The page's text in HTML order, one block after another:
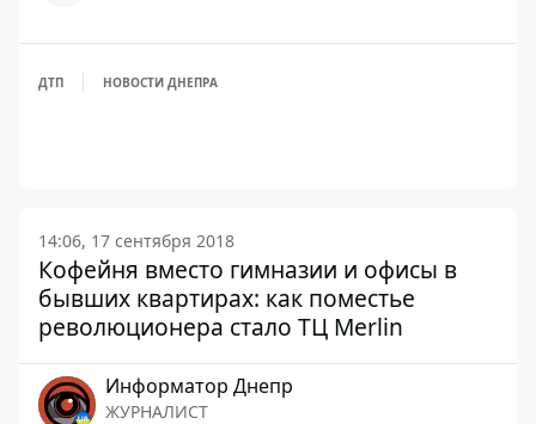
ДТП НОВОСТИ ДНЕПРА
14:06, 17 сентября 2018
Кофейня вместо гимназии и офисы в
бывших квартирах: как поместье
революционера стало ТЦ Merlin
Информатор Днепр
ЖУРНАЛИСТ